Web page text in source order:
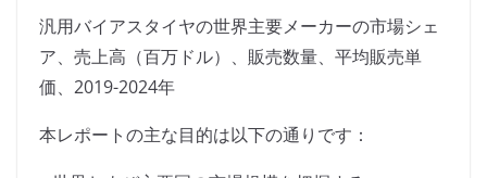
汎用バイアスタイヤの世界主要メーカーの市場シェ
ア、売上高（百万ドル）、販売数量、平均販売単
価、2019-2024年
本レポートの主な目的は以下の通りです：